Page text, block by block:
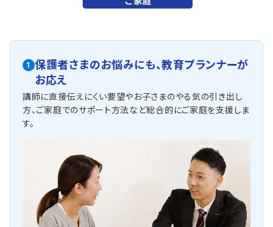
1 保護者さまのお悩みにも、教育プランナーが
お応え
講師に直接伝えにくい要望やお子さまのやる気の引き出し
方、ご家庭でのサポート方法など総合的にご家庭を支援しま
す。